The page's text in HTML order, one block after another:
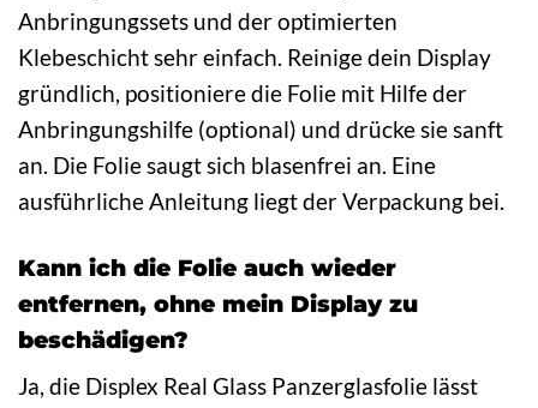
Anbringungssets und der optimierten
Klebeschicht sehr einfach. Reinige dein Display
gründlich, positioniere die Folie mit Hilfe der
Anbringungshilfe (optional) und drücke sie sanft
an. Die Folie saugt sich blasenfrei an. Eine
ausführliche Anleitung liegt der Verpackung bei.
Kann ich die Folie auch wieder
entfernen, ohne mein Display zu
beschädigen?
Ja, die Displex Real Glass Panzerglasfolie lässt